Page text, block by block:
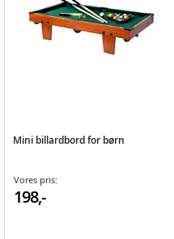
Mini billardbord for børn
Vores pris:
198,-